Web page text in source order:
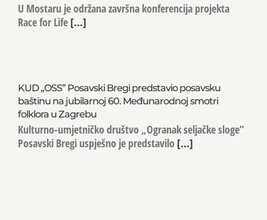
U Mostaru je održana završna konferencija projekta
Race for Life [...]
KUD „OSS” Posavski Bregi predstavio posavsku
baštinu na jubilarnoj 60. Međunarodnoj smotri
folklora u Zagrebu
Kulturno-umjetničko društvo „Ogranak seljačke sloge”
Posavski Bregi uspješno je predstavilo [...]